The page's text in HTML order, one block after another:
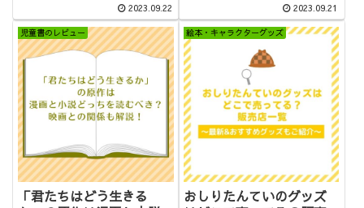
2023.09.22 2023.09.21
児童書のレビュー
「君たちはどう生きる
絵本・キャラクターグッズ
おしりたんていのグッズ